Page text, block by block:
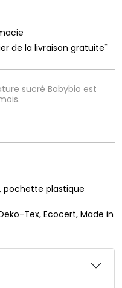
sucré Babybio est
de la livraison gratuite*
pochette plastique
Tex, Ecocert, Made in